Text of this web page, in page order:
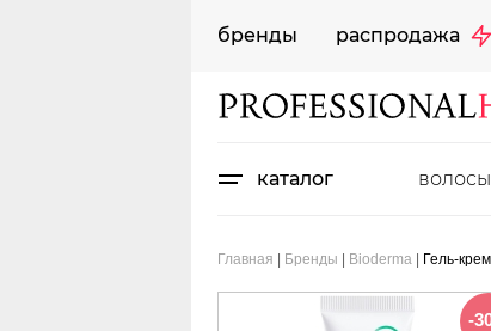
бренды распродажа
каталог волосы
Главная Бренды Bioderma Гель-
-